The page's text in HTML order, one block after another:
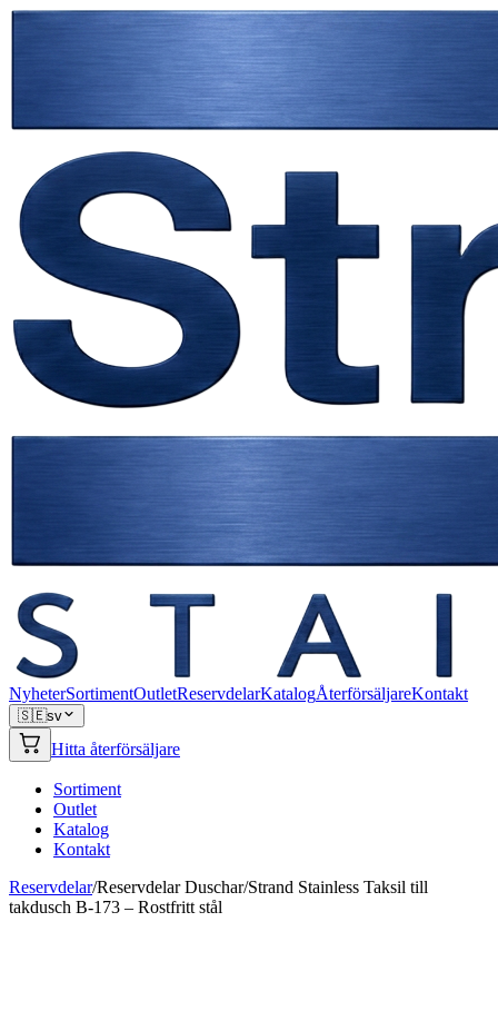
NyheterSortimentOutletReservdelarKatalogÅterförsäljareKontakt
🇸🇪sv
Hitta återförsäljare
Sortiment
Outlet
Katalog
Kontakt
Reservdelar/Reservdelar Duschar/Strand Stainless Taksil till
takdusch B-173 – Rostfritt stål